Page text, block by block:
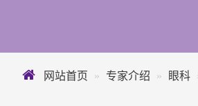
网站首页 专家介绍 眼科